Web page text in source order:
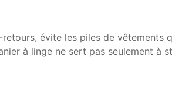
évite les piles de vêtements
à linge ne sert pas seulement à